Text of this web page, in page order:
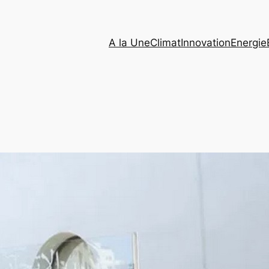
A la UneClimatInnovationEnergie